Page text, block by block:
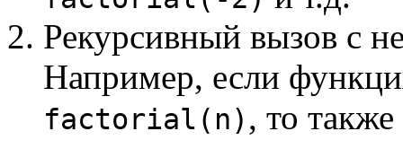
Рекурсивный вызов с
Например, если
factorial(n) , то